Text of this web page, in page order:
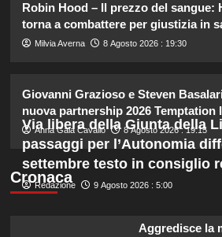
4
natura e
scatti incredibili.
5
invertire il
re Carlo?
Robin Hood – Il prezzo del sangue:
torna a combattere per giustizia in
Milvia Averna 8 Agosto 2026 : 19:30
Giovanni Grazioso e Steven
nuova partnership 2026 Temptation
Anna Gaia Cavallo 8 Agosto 2026 : 19:15
Cronaca
Via libera della Giunta della
passaggi per l’Autonomia
settembre testo in consiglio
Redazione 9 Agosto 2026 : 5:00
Aggredisce la